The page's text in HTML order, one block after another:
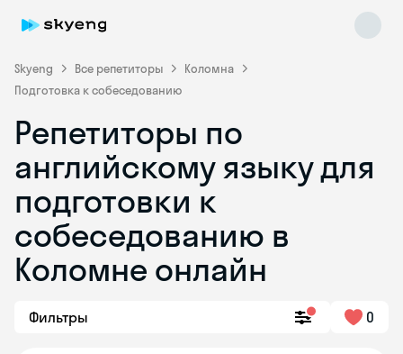
Skyeng Все репетиторы
Коломна
Подготовка к собеседованию
Репетиторы по
английскому языку для
подготовки к
собеседованию в
Коломне онлайн
Фильтры 0
Skyeng Chat